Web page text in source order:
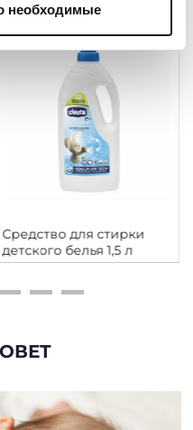
только
необходимы для
cookie
необходимые
Средство для стирки
детского белья 1,5 л